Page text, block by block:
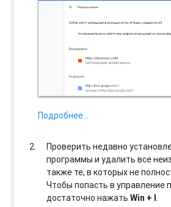
Подробнее…
Проверить недавно
программы и удалить все
также те, в которых не
Чтобы попасть в управление
достаточно нажатьWin + I.